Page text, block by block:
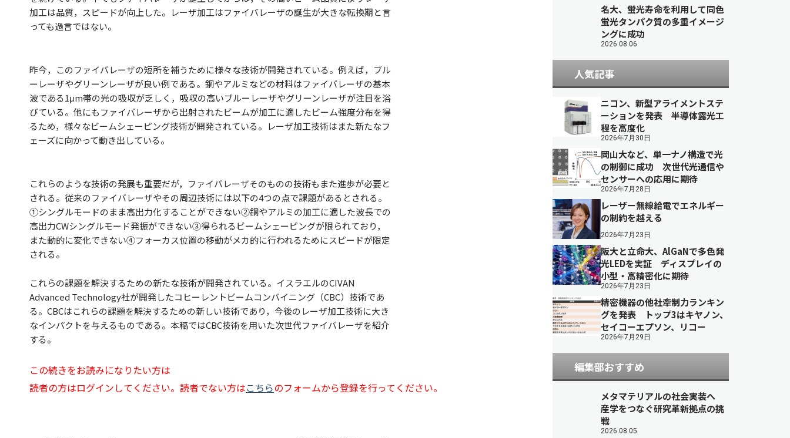
加工は品質，スピードが向上した。レーザ加工はファイバレーザの誕生が大きな転換期と言
っても過言ではない。
昨今，このファイバレーザの短所を補うために様々な技術が開発されている。例えば，ブル
ーレーザやグリーンレーザが良い例である。銅やアルミなどの材料はファイバレーザの基本
波である1μm帯の光の吸収が乏しく，吸収の高いブルーレーザやグリーンレーザが注目を浴
びている。他にもファイバレーザから出射されたビームが加工に適したビーム強度分布を得
るため，様々なビームシェーピング技術が開発されている。レーザ加工技術はまた新たなフ
ェーズに向かって動き出している。
これらのような技術の発展も重要だが，ファイバレーザそのものの技術もまた進歩が必要と
される。従来のファイバレーザやその周辺技術には以下の4つの点で課題があるとされる。
①シングルモードのまま高出力化することができない②銅やアルミの加工に適した波長での
高出力CWシングルモード発振ができない③得られるビームシェーピングが限られており，
また動的に変化できない④フォーカス位置の移動がメカ的に行われるためにスピードが限定
される。
これらの課題を解決するための新たな技術が開発されている。イスラエルのCIVAN
Advanced Technology社が開発したコヒーレントビームコンバイニング（CBC）技術であ
る。CBCはこれらの課題を解決するための新しい技術であり，今後のレーザ加工技術に大き
なインパクトを与えるものである。本稿ではCBC技術を用いた次世代ファイバレーザを紹介
する。
この続きをお読みになりたい方は
読者の方はログインしてください。読者でない方はこちらのフォームから登録を行ってください。
名大、蛍光寿命を利用して同色
蛍光タンパク質の多重イメージ
ングに成功
2026.08.06
人気記事
ニコン、新型アライメントステ
ーションを発表 半導体露光工
程を高度化
2026年7月30日
岡山大など、単一ナノ構造で光
の制御に成功 次世代光通信や
センサーへの応用に期待
2026年7月28日
レーザー無線給電でエネルギー
の制約を越える
2026年7月23日
阪大と立命大、AlGaNで多色発
光LEDを実証 ディスプレイの
小型・高精密化に期待
2026年7月23日
精密機器の他社牽制力ランキン
グを発表 トップ3はキヤノン、
セイコーエプソン、リコー
2026年7月29日
編集部おすすめ
メタマテリアルの社会実装へ
産学をつなぐ研究革新拠点の挑
戦
2026.08.05